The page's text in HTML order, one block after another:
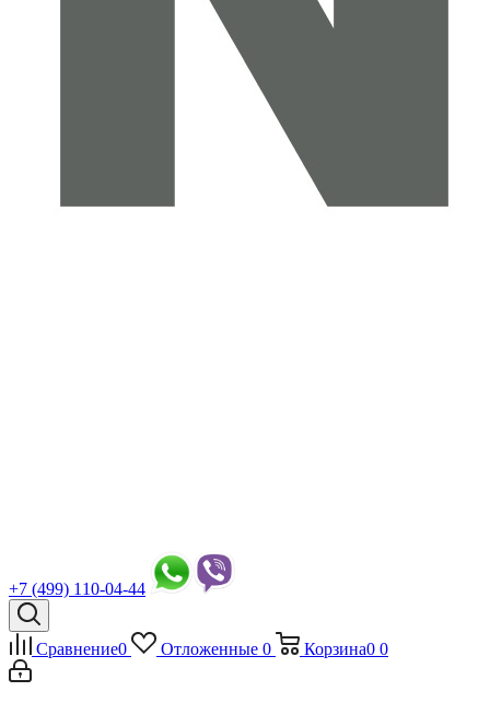
+7 (499) 110-04-44
Сравнение0 Отложенные 0 Корзина0 0